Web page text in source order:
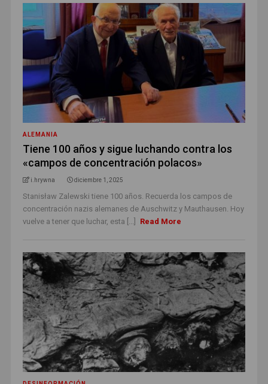
ALEMANIA
Tiene 100 años y sigue luchando contra los
«campos de concentración polacos»
i.hrywna diciembre 1, 2025
Stanisław Zalewski tiene 100 años. Recuerda los campos de
concentración nazis alemanes de Auschwitz y Mauthausen. Hoy
vuelve a tener que luchar, esta [...]
Read More